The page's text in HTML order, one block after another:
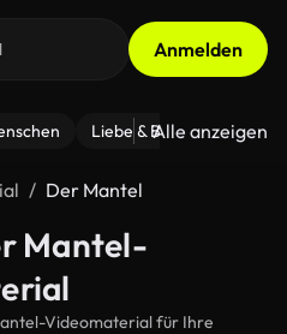
Anmelden
Liebe & Beziehungen
Alle anzeigen
Der Mantel
Mantel-
Videomaterial für Ihre